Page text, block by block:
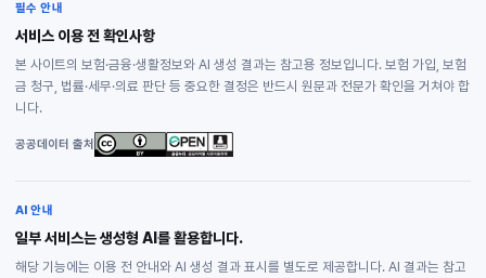
필수 안내
서비스 이용 전 확인사항
본 사이트의 보험·금융·생활정보와 AI 생성 결과는 참고용 정보입니다. 보험 가입, 보험
금 청구, 법률·세무·의료 판단 등 중요한 결정은 반드시 원문과 전문가 확인을 거쳐야 합
니다.
공공데이터 출처
AI 안내
일부 서비스는 생성형 AI를 활용합니다.
해당 기능에는 이용 전 안내와 AI 생성 결과 표시를 별도로 제공합니다. AI 결과는 참고